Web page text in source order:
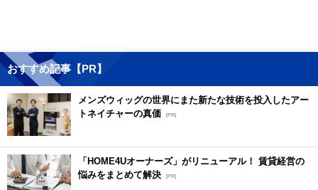
おすすめ記事【PR】
メンズウィッグの世界にまた新たな技術を投入したアー
トネイチャーの真価 [PR]
「HOME4Uオーナーズ」がリニューアル！ 賃貸経営の
悩みをまとめて解決 [PR]